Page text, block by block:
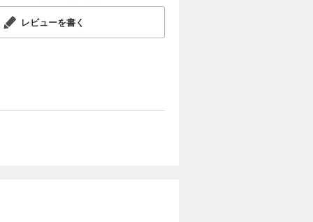
レビューを書く